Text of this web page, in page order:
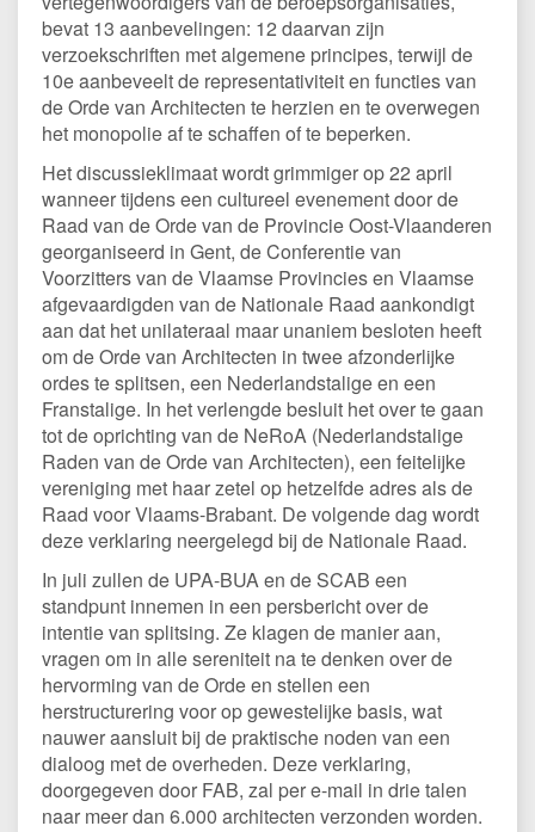
bevat 13 aanbevelingen: 12 daarvan zijn
verzoekschriften met algemene principes, terwijl de
10e aanbeveelt de representativiteit en functies van
de Orde van Architecten te herzien en te overwegen
het monopolie af te schaffen of te beperken.
Het discussieklimaat wordt grimmiger op 22 april
wanneer tijdens een cultureel evenement door de
Raad van de Orde van de Provincie Oost-Vlaanderen
georganiseerd in Gent, de Conferentie van
Voorzitters van de Vlaamse Provincies en Vlaamse
afgevaardigden van de Nationale Raad aankondigt
aan dat het unilateraal maar unaniem besloten heeft
om de Orde van Architecten in twee afzonderlijke
ordes te splitsen, een Nederlandstalige en een
Franstalige. In het verlengde besluit het over te gaan
tot de oprichting van de NeRoA (Nederlandstalige
Raden van de Orde van Architecten), een feitelijke
vereniging met haar zetel op hetzelfde adres als de
Raad voor Vlaams-Brabant. De volgende dag wordt
deze verklaring neergelegd bij de Nationale Raad.
In juli zullen de UPA-BUA en de SCAB een
standpunt innemen in een persbericht over de
intentie van splitsing. Ze klagen de manier aan,
vragen om in alle sereniteit na te denken over de
hervorming van de Orde en stellen een
herstructurering voor op gewestelijke basis, wat
nauwer aansluit bij de praktische noden van een
dialoog met de overheden. Deze verklaring,
doorgegeven door FAB, zal per e-mail in drie talen
naar meer dan 6.000 architecten verzonden worden.